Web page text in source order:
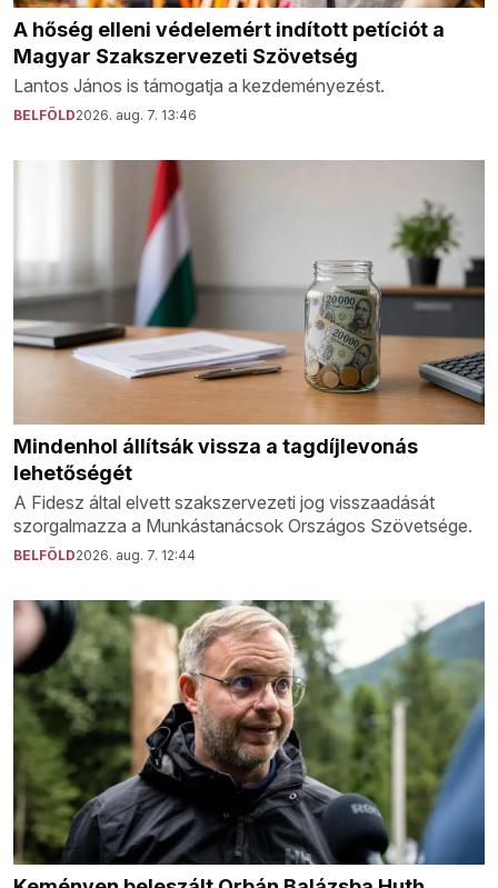
A hőség elleni védelemért indított petíciót a
Magyar Szakszervezeti Szövetség
Lantos János is támogatja a kezdeményezést.
BELFÖLD2026. aug. 7. 13:46
Mindenhol állítsák vissza a tagdíjlevonás
lehetőségét
A Fidesz által elvett szakszervezeti jog visszaadását
szorgalmazza a Munkástanácsok Országos Szövetsége.
BELFÖLD2026. aug. 7. 12:44